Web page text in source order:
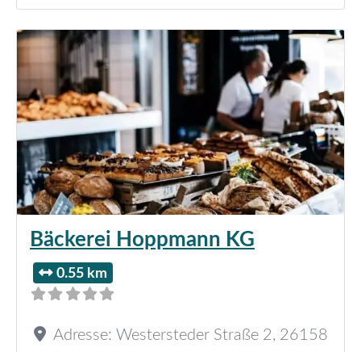
Bäckerei Hoppmann KG
0.55 km
Adresse: Westersteder Straße 2, 26158